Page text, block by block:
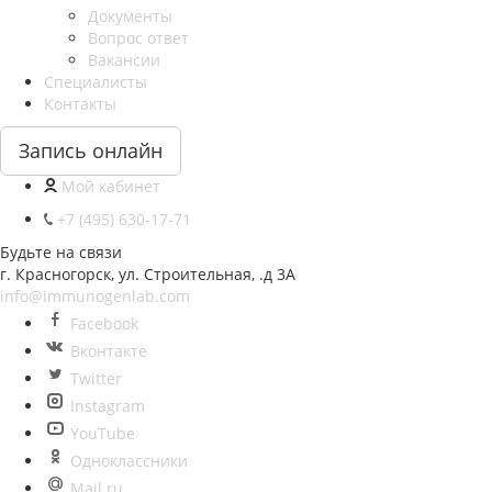
Документы
Вопрос ответ
Вакансии
Специалисты
Контакты
Запись онлайн
Мой кабинет
+7 (495) 630-17-71
Будьте на связи
г. Красногорск, ул. Строительная, .д 3А
info@immunogenlab.com
Facebook
Вконтакте
Twitter
Instagram
YouTube
Одноклассники